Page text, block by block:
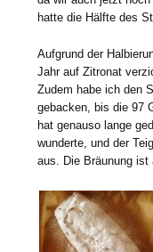
hatte die Hälfte des
Aufgrund der
Jahr auf Zitronat
Zudem habe ich den
gebacken, bis die 97
hat genauso lange
wunderte, und der
aus. Die Bräunung ist